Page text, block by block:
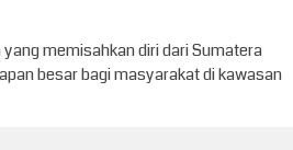
memisahkan diri dari Sumatera
besar bagi masyarakat di kawasan